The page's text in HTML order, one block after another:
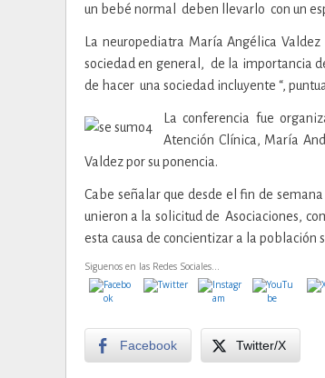
un bebé normal deben llevarlo con un
La neuropediatra María Angélica
sociedad en general, de la importancia
de hacer una sociedad incluyente “,
La conferencia fue
Atención Clínica, María
Valdez por su ponencia.
Cabe señalar que desde el fin de
unieron a la solicitud de Asociaciones,
esta causa de concientizar a la población
Siguenos en las Redes Sociales...
Facebook Twitter/X